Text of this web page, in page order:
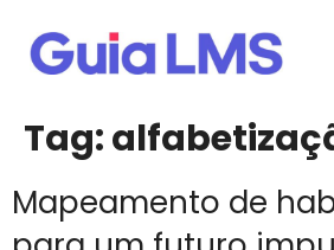
Tag:
Mapeamento de